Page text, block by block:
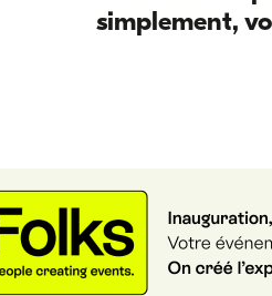
simplement,